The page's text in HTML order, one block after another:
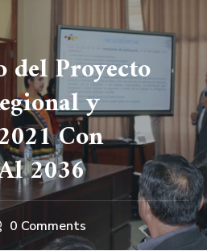
del Proyecto
y
Con
2036
0 Comments